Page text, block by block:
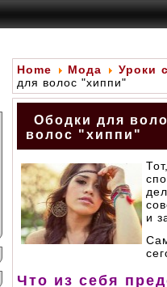
Home Мода
Уроки
для волос "хиппи"
Ободки для
волос "хиппи"
и
Что из себя